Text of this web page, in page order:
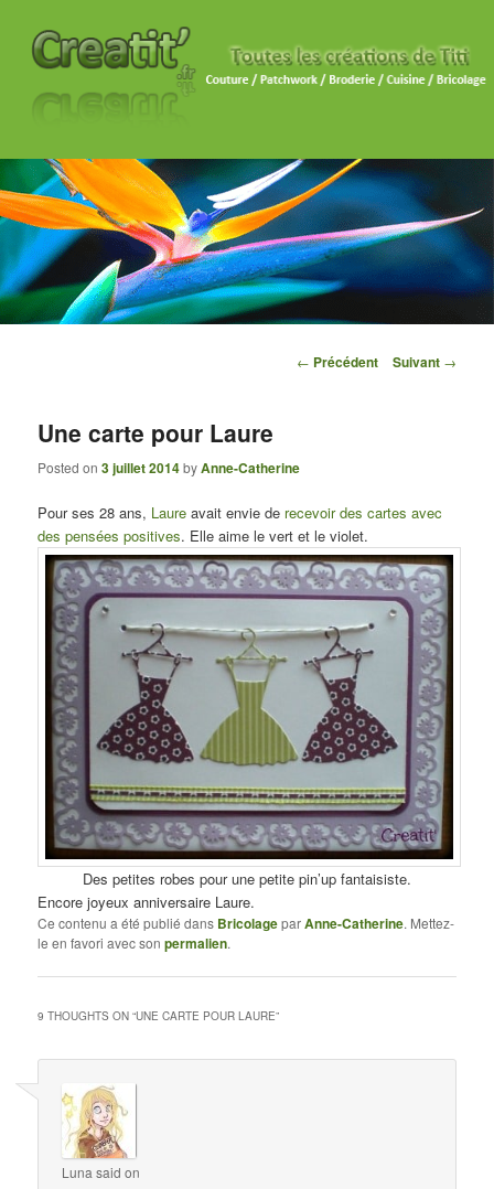
Navigation des articles
← Précédent Suivant →
Une carte pour Laure
Posted on3 juillet 2014byAnne-Catherine
Pour ses 28 ans, Laure avait envie de recevoir des cartes avec
des pensées positives. Elle aime le vert et le violet.
Des petites robes pour une petite pin’up fantaisiste.
Encore joyeux anniversaire Laure.
Ce contenu a été publié dans BricolageparAnne-Catherine. Mettez-
le en favori avec sonpermalien.
9 THOUGHTS ON “UNE CARTE POUR LAURE”
Luna said on